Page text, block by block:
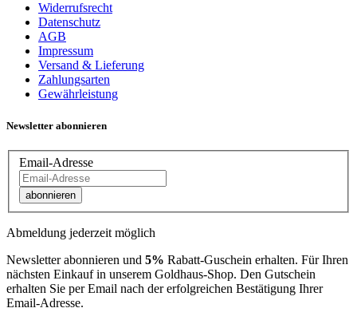
Widerrufsrecht
Datenschutz
AGB
Impressum
Versand & Lieferung
Zahlungsarten
Gewährleistung
Newsletter abonnieren
Email-Adresse
abonnieren
Abmeldung jederzeit möglich
Newsletter abonnieren und 5% Rabatt-Guschein erhalten. Für Ihren
nächsten Einkauf in unserem Goldhaus-Shop. Den Gutschein
erhalten Sie per Email nach der erfolgreichen Bestätigung Ihrer
Email-Adresse.